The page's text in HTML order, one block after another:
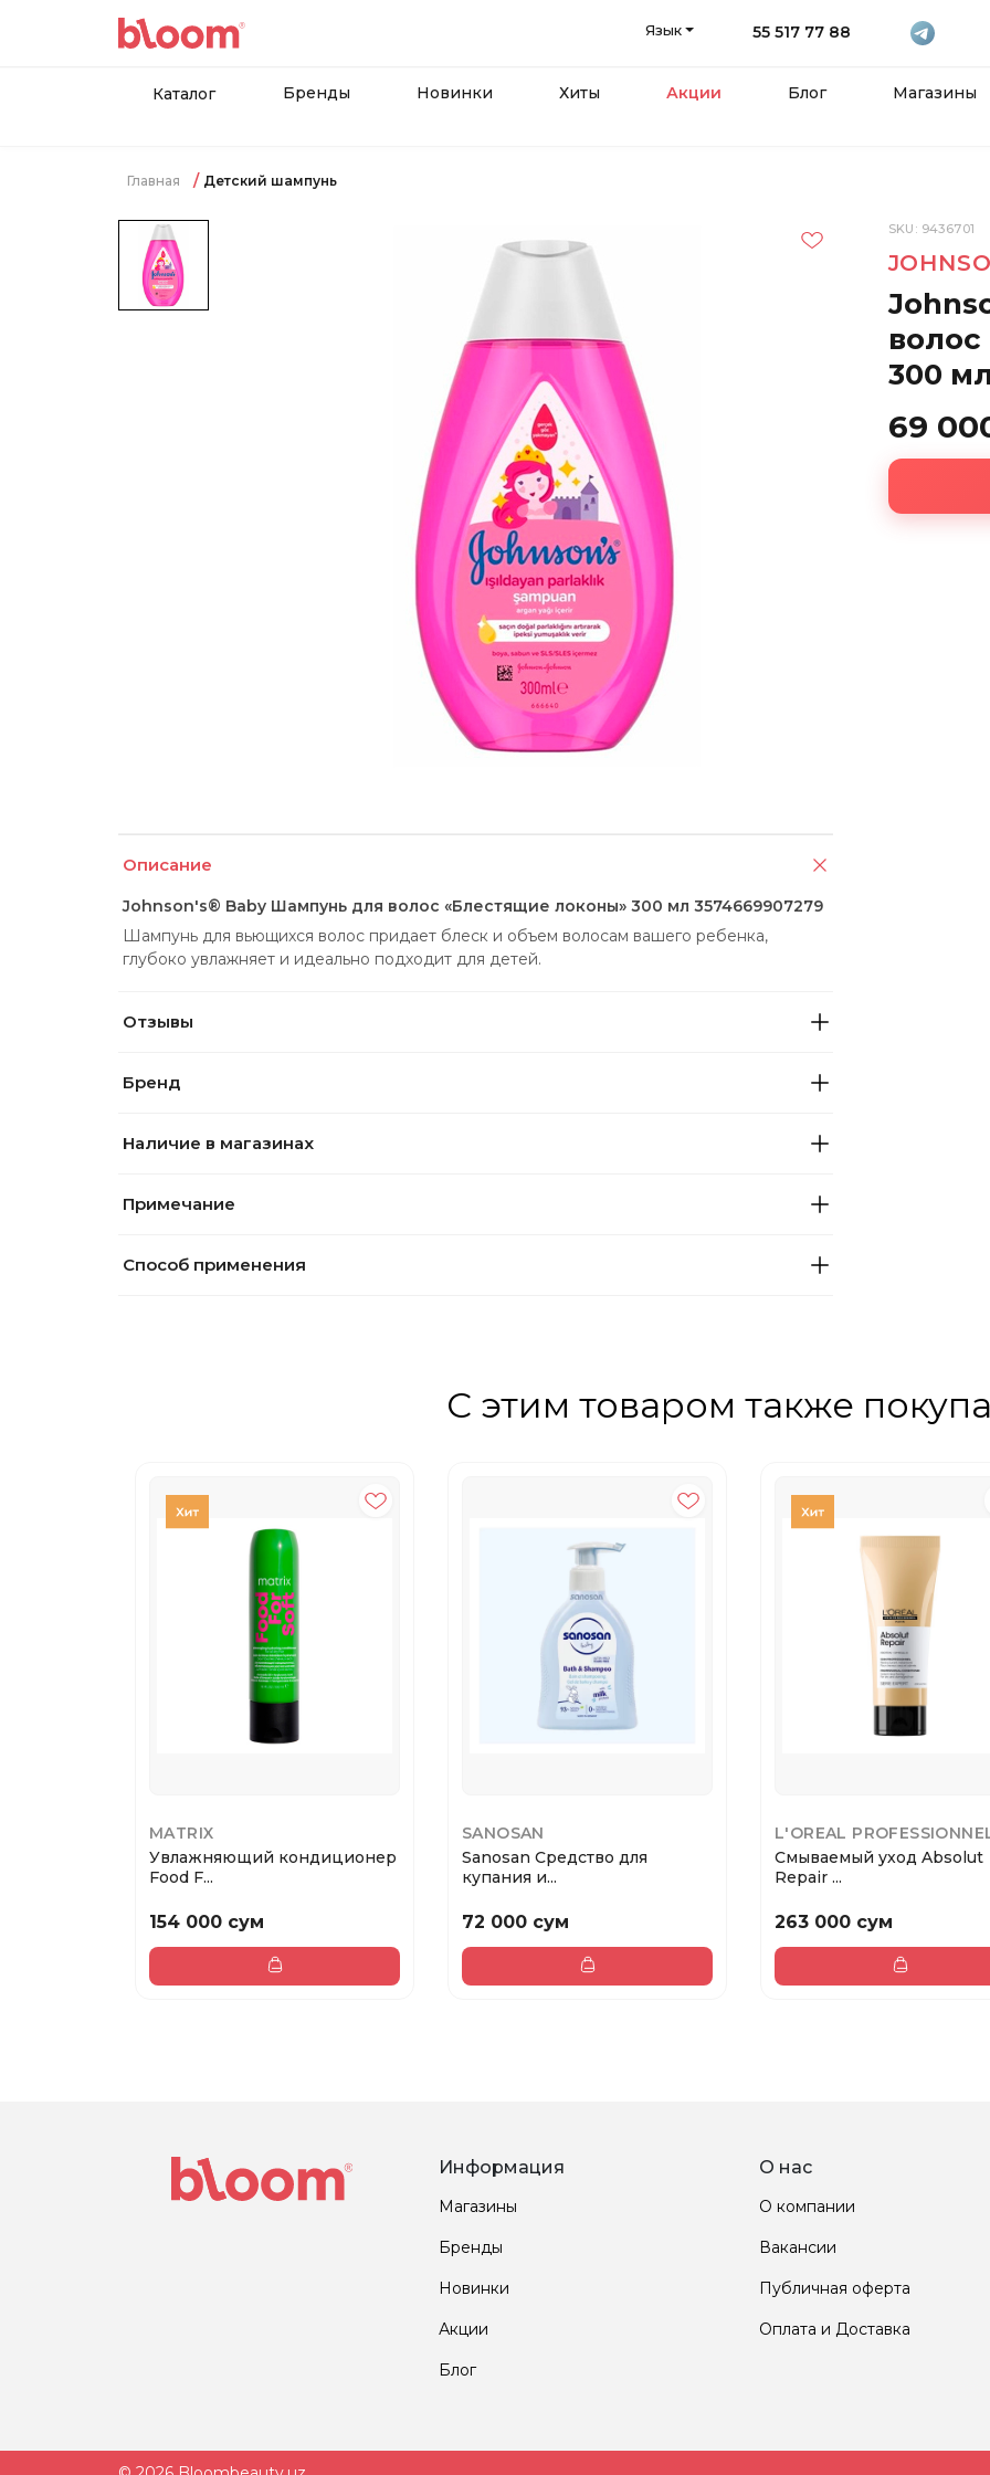
Язык 55 517 77 88
Каталог Бренды Новинки Хиты Акции Блог Магазины
Главная Детский шампунь
Описание
Johnson's® Baby Шампунь для волос «Блестящие локоны» 300 мл 3574669907279
Шампунь для вьющихся волос придает блеск и объем волосам вашего ребенка,
глубоко увлажняет и идеально подходит для детей.
Отзывы
Бренд
Наличие в магазинах
Примечание
Способ применения
SKU: 9436701
300
69
С этим товаром также
MATRIX
Увлажняющий кондиционер
Food F...
154 000 сум
SANOSAN
Sanosan Средство для
купания и...
72 000 сум
L'OREAL
Смываемый уход Absolut
Repair ...
263 000 сум
Информация
Магазины
Бренды
Новинки
Акции
Блог
О нас
О компании
Вакансии
Публичная оферта
Оплата и Доставка